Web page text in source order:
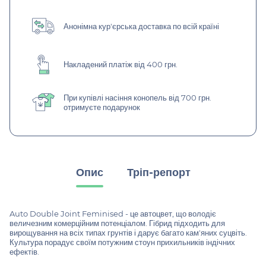
Анонімна кур'єрська доставка по всій країні
Накладений платіж від 400 грн.
При купівлі насіння конопель від 700 грн.
отримуєте подарунок
Опис Тріп-репорт
Auto Double Joint Feminised - це автоцвет, що володіє
величезним комерційним потенціалом. Гібрид підходить для
вирощування на всіх типах грунтів і дарує багато кам'яних суцвіть.
Культура порадує своїм потужним стоун прихильників індічних
ефектів.